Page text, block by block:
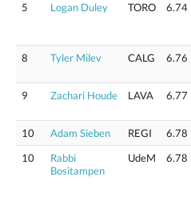
5
Logan Duley TORO 6.74
8 Tyler Milev CALG 6.76
9 Zachari Houde LAVA 6.77
10
Adam Sieben REGI 6.78
10
Rabbi
Bositampen
UdeM 6.78